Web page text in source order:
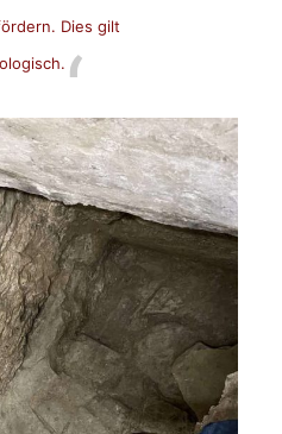
Dies gilt